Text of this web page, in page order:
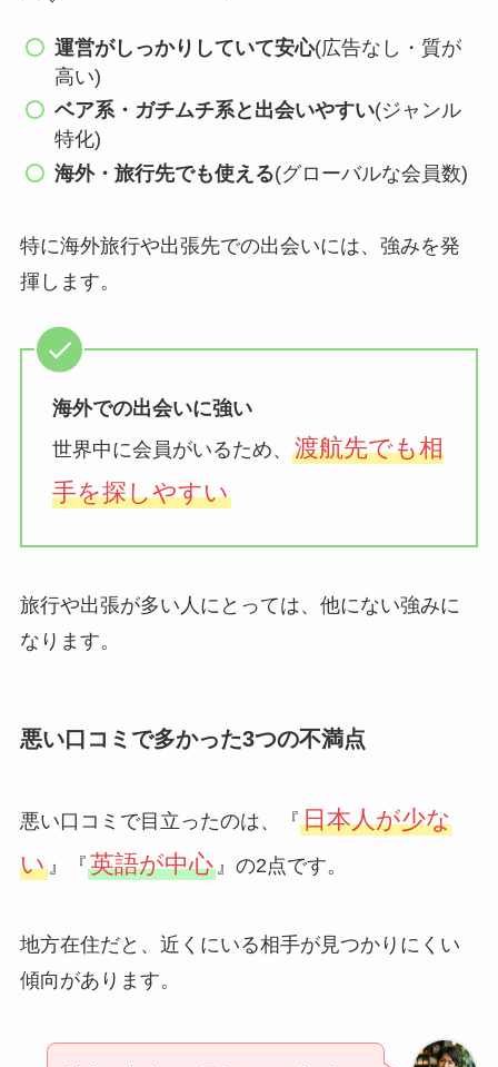
運営がしっかりしていて安心(広告なし・質が
高い)
ベア系・ガチムチ系と出会いやすい(ジャンル
特化)
海外・旅行先でも使える(グローバルな会員数)
特に海外旅行や出張先での出会いには、強みを発
揮します。
海外での出会いに強い
世界中に会員がいるため、 渡航先でも相
手を探しやすい
旅行や出張が多い人にとっては、他にない強みに
なります。
悪い口コミで多かった3つの不満点
悪い口コミで目立ったのは、『日本人が少な
い』『英語が中心』の2点です。
地方在住だと、近くにいる相手が見つかりにくい
傾向があります。